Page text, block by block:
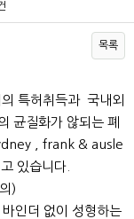
목록
특허취득과 국내외
균질화가 않되는 폐
, frank & ausle
있습니다.
)
인더 없이 성형하는